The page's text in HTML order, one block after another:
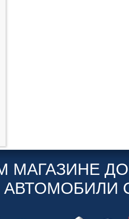
МАГАЗИНЕ
АВТОМОБИЛИ